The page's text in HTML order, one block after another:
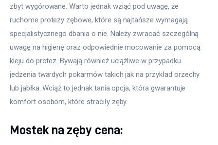
zbyt wygórowane. Warto jednak wziąć pod uwagę, że
ruchome protezy zębowe, które są najtańsze wymagają
specjalistycznego dbania o nie. Należy zwracać szczególną
uwagę na higienę oraz odpowiednie mocowanie za pomocą
kleju do protez. Bywają również uciążliwe w przypadku
jedzenia twardych pokarmów takich jak na przykład orzechy
lub jabłka. Wciąż to jednak tania opcja, która gwarantuje
komfort osobom, które straciły zęby.
Mostek na zęby cena: